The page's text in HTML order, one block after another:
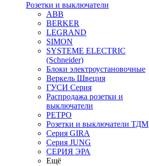
Розетки и выключатели
ABB
BERKER
LEGRAND
SIMON
SYSTEME ELECTRIC
(Schneider)
Блоки электроустановочные
Веркель Швеция
ГУСИ Серия
Распродажа розетки и
выключатели
РЕТРО
Розетки и выключатели ТДМ
Серия GIRA
Серия JUNG
СЕРИЯ ЭРА
Ещё